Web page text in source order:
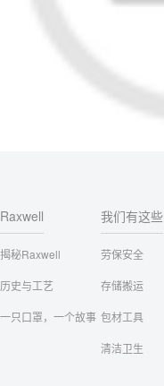
Raxwell
揭秘Raxwell
历史与工艺
一只口罩，一个故事
我们有这些
劳保安全
存储搬运
包材工具
清洁卫生